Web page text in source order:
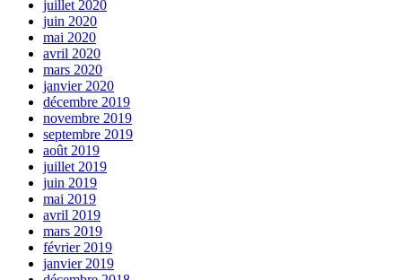
juillet 2020
juin 2020
mai 2020
avril 2020
mars 2020
janvier 2020
décembre 2019
novembre 2019
septembre 2019
août 2019
juillet 2019
juin 2019
mai 2019
avril 2019
mars 2019
février 2019
janvier 2019